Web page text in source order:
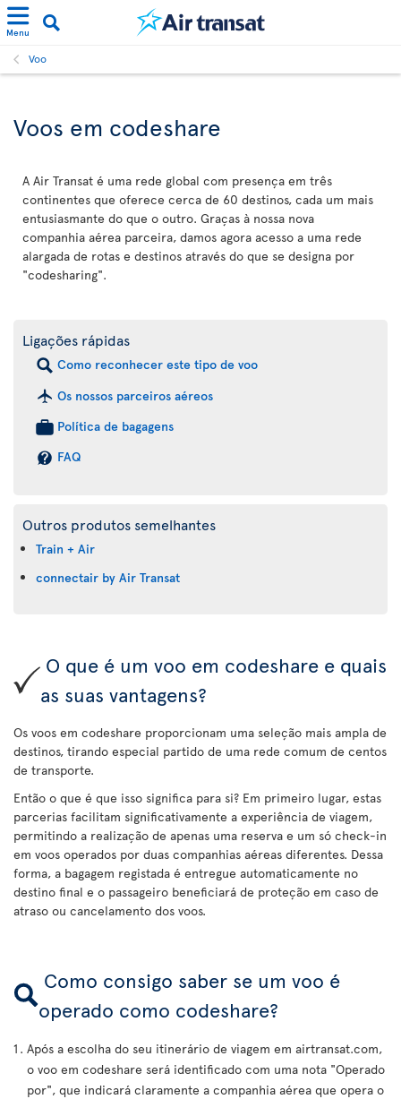
Menu
Voo
Voos em codeshare
A Air Transat é uma rede global com presença em três
continentes que oferece cerca de 60 destinos, cada um mais
entusiasmante do que o outro. Graças à nossa nova
companhia aérea parceira, damos agora acesso a uma rede
alargada de rotas e destinos através do que se designa por
"codesharing".
Ligações rápidas
Como reconhecer este tipo de voo
Os nossos parceiros aéreos
Política de bagagens
FAQ
Outros produtos semelhantes
Train + Air
connectair by Air Transat
O que é um voo em codeshare e quais
as suas vantagens?
Os voos em codeshare proporcionam uma seleção mais ampla de
destinos, tirando especial partido de uma rede comum de centos
de transporte.
Então o que é que isso significa para si? Em primeiro lugar, estas
parcerias facilitam significativamente a experiência de viagem,
permitindo a realização de apenas uma reserva e um só check-in
em voos operados por duas companhias aéreas diferentes. Dessa
forma, a bagagem registada é entregue automaticamente no
destino final e o passageiro beneficiará de proteção em caso de
atraso ou cancelamento dos voos.
Como consigo saber se um voo é
operado como codeshare?
Após a escolha do seu itinerário de viagem em airtransat.com,
o voo em codeshare será identificado com uma nota "Operado
por", que indicará claramente a companhia aérea que opera o